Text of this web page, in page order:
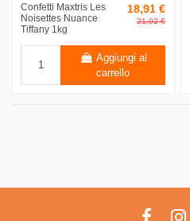
Confetti Maxtris Les
Noisettes Nuance
Tiffany 1kg
18,91 €
21,02 €
Aggiungi al
carrello